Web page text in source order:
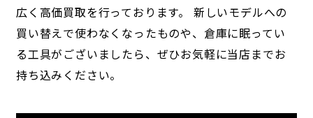
広く高価買取を行っております。 新しいモデルへの
買い替えで使わなくなったものや、倉庫に眠ってい
る工具がございましたら、ぜひお気軽に当店までお
持ち込みください。